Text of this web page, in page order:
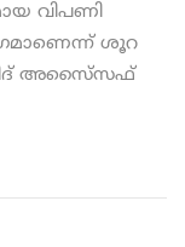
വിപണി
ശൂറ
അസൈ്സഫ്